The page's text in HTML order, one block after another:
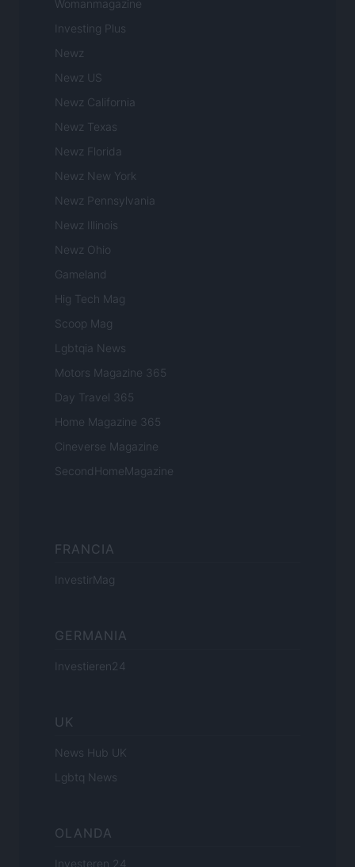
Womanmagazine
Investing Plus
Newz
Newz US
Newz California
Newz Texas
Newz Florida
Newz New York
Newz Pennsylvania
Newz Illinois
Newz Ohio
Gameland
Hig Tech Mag
Scoop Mag
Lgbtqia News
Motors Magazine 365
Day Travel 365
Home Magazine 365
Cineverse Magazine
SecondHomeMagazine
FRANCIA
InvestirMag
GERMANIA
Investieren24
UK
News Hub UK
Lgbtq News
OLANDA
Investeren 24